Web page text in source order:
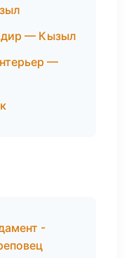
— Кызыл
—
-